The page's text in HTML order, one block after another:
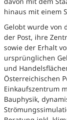
hinaus mit einem
Gelobt wurde von
der Post, ihre
sowie der Erhalt
ursprünglichen
und
Österreichischen
Einkaufszentrum
Bauphysik,